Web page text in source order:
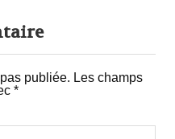
publiée. Les champs
*